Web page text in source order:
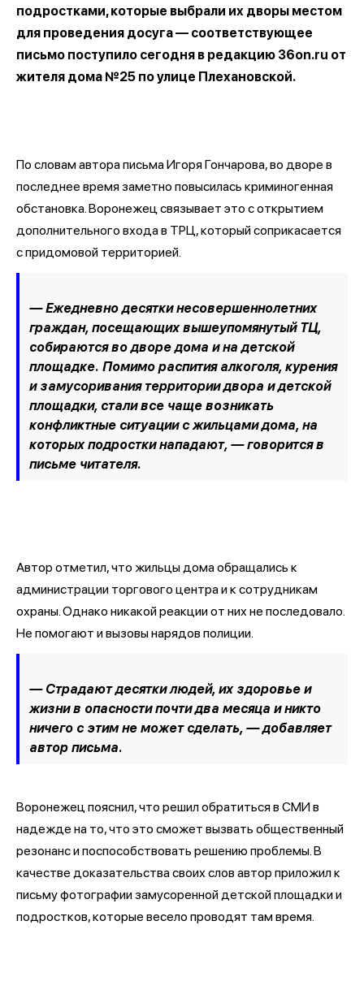
подростками, которые выбрали их дворы местом
для проведения досуга — соответствующее
письмо поступило сегодня в редакцию 36on.ru от
жителя дома №25 по улице Плехановской.
По словам автора письма Игоря Гончарова, во дворе в
последнее время заметно повысилась криминогенная
обстановка. Воронежец связывает это с открытием
дополнительного входа в ТРЦ, который соприкасается
с придомовой территорией.
— Ежедневно десятки несовершеннолетних
граждан, посещающих вышеупомянутый ТЦ,
собираются во дворе дома и на детской
площадке. Помимо распития алкоголя, курения
и замусоривания территории двора и детской
площадки, стали все чаще возникать
конфликтные ситуации с жильцами дома, на
которых подростки нападают, —говорится в
письме читателя.
Автор отметил, что жильцы дома обращались к
администрации торгового центра и к сотрудникам
охраны. Однако никакой реакции от них не последовало.
Не помогают и вызовы нарядов полиции.
— Страдают десятки людей, их здоровье и
жизни в опасности почти два месяца и никто
ничего с этим не может сделать, —добавляет
автор письма.
Воронежец пояснил, что решил обратиться в СМИ в
надежде на то, что это сможет вызвать общественный
резонанс и поспособствовать решению проблемы. В
качестве доказательства своих слов автор приложил к
письму фотографии замусоренной детской площадки и
подростков, которые весело проводят там время.